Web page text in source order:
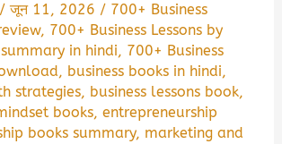
/जून 11, 2026 / 700+ Business
, 700+ Business Lessons by
in hindi, 700+ Business
, business books in hindi,
strategies, business lessons book,
books,entrepreneurship
books summary, marketing and